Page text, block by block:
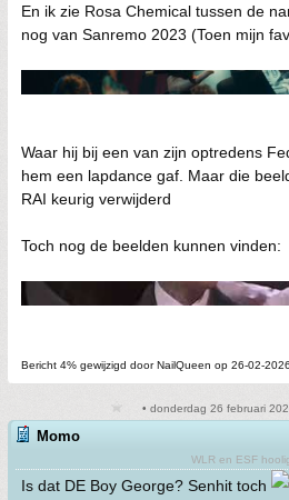
En ik zie Rosa Chemical tussen de
nog van Sanremo 2023 (Toen mijn
Waar hij bij een van zijn optredens
hem een lapdance gaf. Maar die
RAI keurig verwijderd
Toch nog de beelden kunnen vinden:
Bericht 4% gewijzigd door NailQueen op 26-02-
• donderdag 26 februari
Momo
WLR en ESF
Is dat DE Boy George? Senhit toch